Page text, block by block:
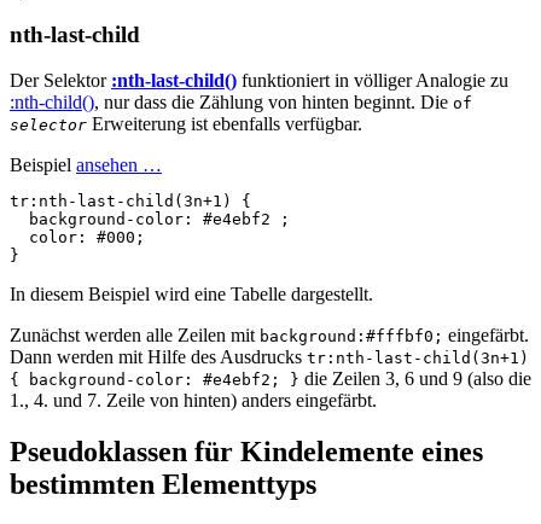
nth-last-child
Der Selektor :nth-last-child() funktioniert in völliger Analogie zu
:nth-child(), nur dass die Zählung von hinten beginnt. Die of
selector Erweiterung ist ebenfalls verfügbar.
Beispiel ansehen …
tr :nth-last-child ( 3n+1 )
{
background-color : #e4ebf2
;
color : #000 ;
}
In diesem Beispiel wird eine Tabelle dargestellt.
Zunächst werden alle Zeilen mit background:#fffbf0; eingefärbt.
Dann werden mit Hilfe des Ausdrucks tr:nth-last-child(3n+1)
{ background-color: #e4ebf2; } die Zeilen 3, 6 und 9 (also die
1., 4. und 7. Zeile von hinten) anders eingefärbt.
Pseudoklassen für Kindelemente eines
bestimmten Elementtyps